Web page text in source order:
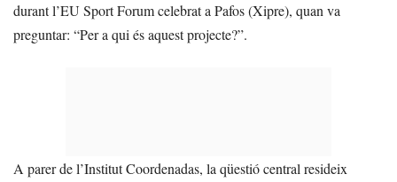
durant l’EU Sport Forum celebrat a Pafos (Xipre), quan va
preguntar: “Per a qui és aquest projecte?”.
A parer de l’Institut Coordenadas, la qüestió central resideix